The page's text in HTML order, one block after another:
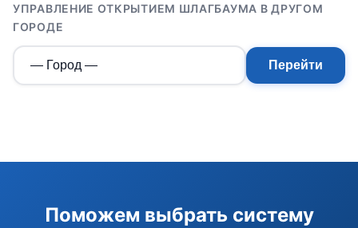
УПРАВЛЕНИЕ ОТКРЫТИЕМ ШЛАГБАУМА В ДРУГОМ
ГОРОДЕ
Перейти
Поможем выбрать систему
Помогу подобрать GSM-сигнализацию,